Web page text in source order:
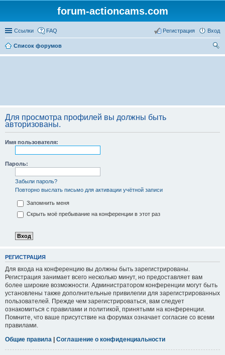
forum-actioncams.com
Ссылки FAQ Вход
Регистрация
Список форумов
ои
Для просмотра профилей вы должны быть
авторизованы.
Имя пользователя:
Пароль:
Забыли пароль?
Повторно выслать письмо для активации учётной записи
Запомнить меня
Скрыть моё пребывание на конференции в этот раз
РЕГИСТРАЦИЯ
Для входа на конференцию вы должны быть зарегистрированы.
Регистрация занимает всего несколько минут, но предоставляет вам
более широкие возможности. Администратором конференции могут быть
установлены также дополнительные привилегии для зарегистрированных
пользователей. Прежде чем зарегистрироваться, вам следует
ознакомиться с правилами и политикой, принятыми на конференции.
Помните, что ваше присутствие на форумах означает согласие со всеми
правилами.
Общие правила | Соглашение о конфиденциальности